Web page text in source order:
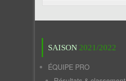
SAISON 2021/2022
ÉQUIPE PRO